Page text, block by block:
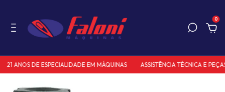
0
21 ANOS DE ESPECIALIDADE EM MÁQUINAS ASSISTÊNCIA TÉCNICA E